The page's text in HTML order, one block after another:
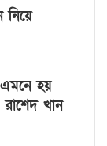
নিয়ে
হয়
রাশেদ খান